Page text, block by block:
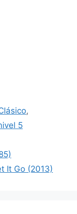
,
5
It Go (2013)